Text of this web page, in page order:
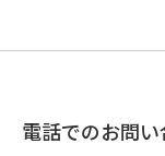
電話でのお問い